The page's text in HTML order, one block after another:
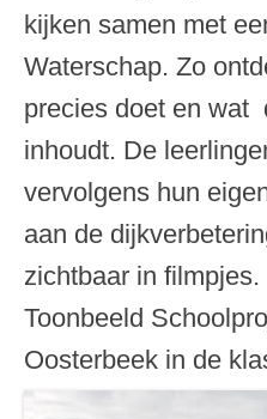
kijken samen met
Waterschap. Zo
precies doet en wat
inhoudt. De
vervolgens hun
aan de
zichtbaar in
Toonbeeld
Oosterbeek in de